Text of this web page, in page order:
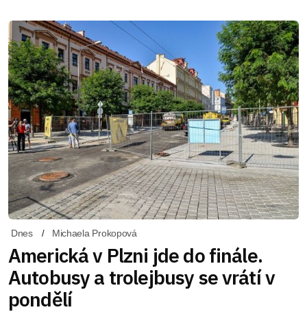
Dnes Michaela Prokopová
Americká v Plzni jde do finále.
Autobusy a trolejbusy se vrátí v
pondělí